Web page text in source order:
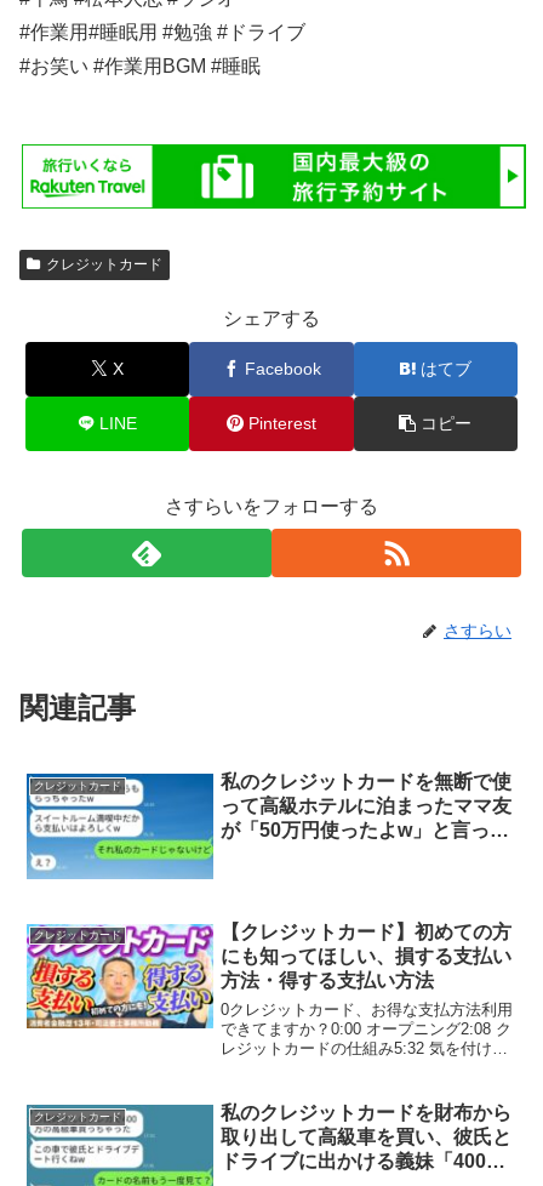
#作業用#睡眠用 #勉強 #ドライブ
#お笑い #作業用BGM #睡眠
クレジットカード
シェアする
X Facebook はてブ
LINE Pinterest コピー
さすらいをフォローする
さすらい
関連記事
クレジットカード
私のクレジットカードを無断で使
って高級ホテルに泊まったママ友
が「50万円使ったよw」と言っ
クレジットカード
【クレジットカード】初めての方
にも知ってほしい、損する支払い
方法・得する支払い方法
0クレジットカード、お得な支払方法利用
できてますか？0:00 オープニング2:08 ク
レジットカードの仕組み5:32 気を付けな
ドヤフージャパンカード動画...
クレジットカード
私のクレジットカードを財布から
取り出して高級車を買い、彼氏と
ドライブに出かける義妹「400万